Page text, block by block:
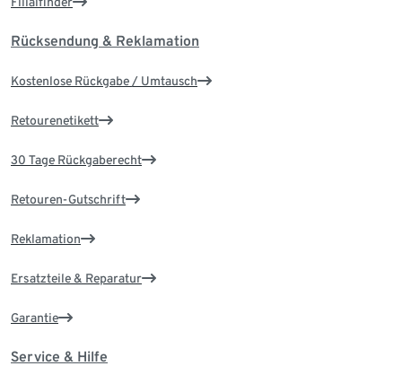
Rücksendung & Reklamation
Kostenlose Rückgabe / Umtausch
Retourenetikett
30 Tage Rückgaberecht
Retouren-Gutschrift
Reklamation
Ersatzteile & Reparatur
Garantie
Service & Hilfe